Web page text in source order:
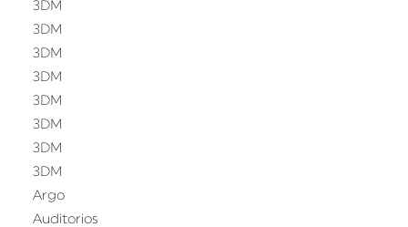
3DM
3DM
3DM
3DM
3DM
3DM
3DM
3DM
Argo
Auditorios